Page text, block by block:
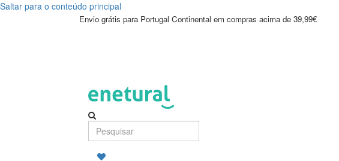
Saltar para o conteúdo principal
Envio grátis para Portugal Continental em compras acima de 39,99€